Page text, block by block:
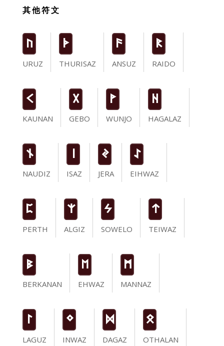
其他符文
U
URUZ
T
THURISAZ
a
ANSUZ
R
RAIDO
K
KAUNAN
G
GEBO
W
WUNJO
H
HAGALAZ
n
NAUDIZ
ISAZ
J
JERA
I
EIHWAZ
P
PERTH
Z
ALGIZ
S
SOWELO
t
TEIWAZ
B
BERKANAN
E
EHWAZ
M
MANNAZ
L
LAGUZ
N
INWAZ
D
DAGAZ
O
OTHALAN